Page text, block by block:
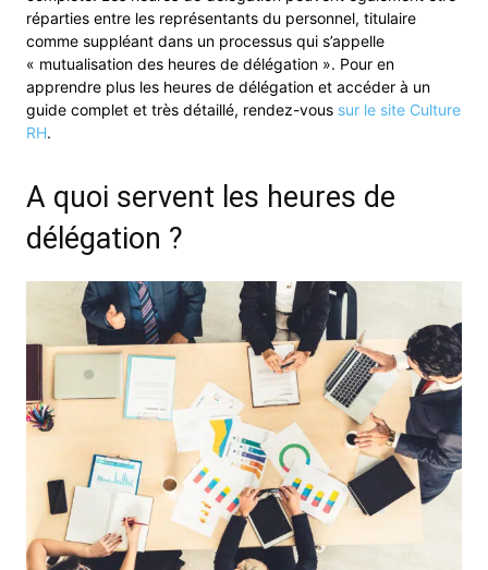
réparties entre les représentants du personnel, titulaire
comme suppléant dans un processus qui s’appelle
« mutualisation des heures de délégation ». Pour en
apprendre plus les heures de délégation et accéder à un
guide complet et très détaillé, rendez-vous sur le site Culture
RH.
A quoi servent les heures de
délégation ?